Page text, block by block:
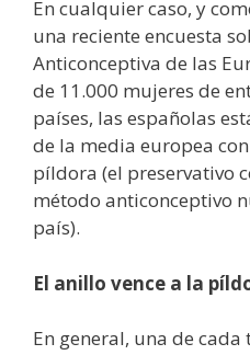
En cualquier caso, y
una reciente encuesta
Anticonceptiva de las
de 11.000 mujeres de
países, las españolas
de la media europea
píldora (el preservativo
método anticonceptivo
país).
El anillo vence a la
En general, una de